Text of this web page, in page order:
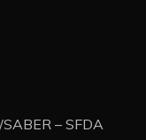
– SFDA